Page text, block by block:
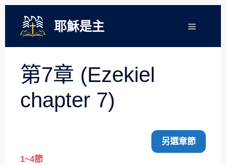
要
耶穌是主 選
單
第7章 (Ezekiel
chapter 7)
另選章節
1~4節